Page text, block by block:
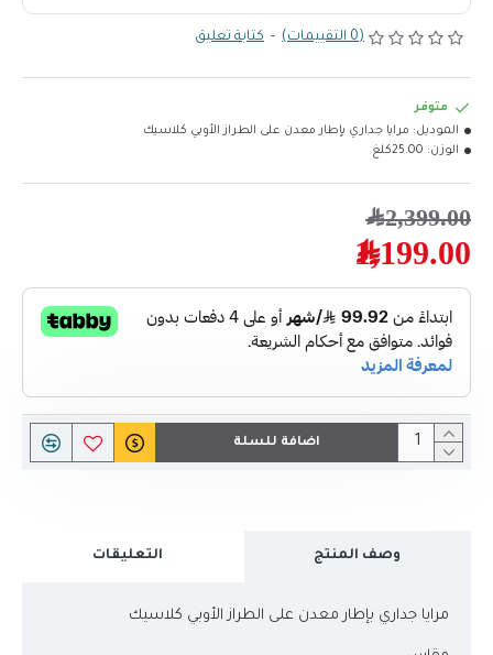
(0 التقييمات) - كتابة تعليق
1,199.00﷼
2,399.00﷼
متوفر
الموديل: مرايا جداري بإطار معدن على الطراز الأوبي كلاسيك
الوزن: 25.00كلغ
اضافة للسلة
وصف المنتج التعليقات
مرايا جداري بإطار معدن على الطراز الأوبي كلاسيك